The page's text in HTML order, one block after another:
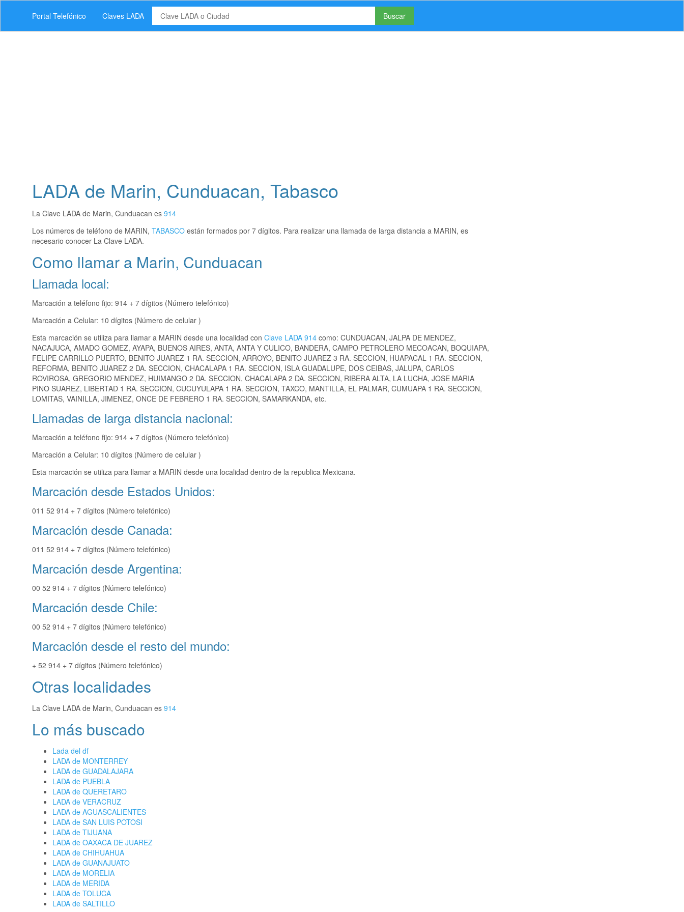
Portal Telefónico Claves LADA Buscar
LADA de Marin, Cunduacan, Tabasco
La Clave LADA de Marin, Cunduacan es 914
Los números de teléfono de MARIN, TABASCO están formados por 7 dígitos. Para realizar una llamada de larga distancia a MARIN, es
necesario conocer La Clave LADA.
Como llamar a Marin, Cunduacan
Llamada local:
Marcación a teléfono fijo: 914 + 7 dígitos (Número telefónico)
Marcación a Celular: 10 dígitos (Número de celular )
Esta marcación se utiliza para llamar a MARIN desde una localidad con Clave LADA 914 como: CUNDUACAN, JALPA DE MENDEZ,
NACAJUCA, AMADO GOMEZ, AYAPA, BUENOS AIRES, ANTA, ANTA Y CULICO, BANDERA, CAMPO PETROLERO MECOACAN, BOQUIAPA,
FELIPE CARRILLO PUERTO, BENITO JUAREZ 1 RA. SECCION, ARROYO, BENITO JUAREZ 3 RA. SECCION, HUAPACAL 1 RA. SECCION,
REFORMA, BENITO JUAREZ 2 DA. SECCION, CHACALAPA 1 RA. SECCION, ISLA GUADALUPE, DOS CEIBAS, JALUPA, CARLOS
ROVIROSA, GREGORIO MENDEZ, HUIMANGO 2 DA. SECCION, CHACALAPA 2 DA. SECCION, RIBERA ALTA, LA LUCHA, JOSE MARIA
PINO SUAREZ, LIBERTAD 1 RA. SECCION, CUCUYULAPA 1 RA. SECCION, TAXCO, MANTILLA, EL PALMAR, CUMUAPA 1 RA. SECCION,
LOMITAS, VAINILLA, JIMENEZ, ONCE DE FEBRERO 1 RA. SECCION, SAMARKANDA, etc.
Llamadas de larga distancia nacional:
Marcación a teléfono fijo: 914 + 7 dígitos (Número telefónico)
Marcación a Celular: 10 dígitos (Número de celular )
Esta marcación se utiliza para llamar a MARIN desde una localidad dentro de la republica Mexicana.
Marcación desde Estados Unidos:
011 52 914 + 7 dígitos (Número telefónico)
Marcación desde Canada:
011 52 914 + 7 dígitos (Número telefónico)
Marcación desde Argentina:
00 52 914 + 7 dígitos (Número telefónico)
Marcación desde Chile:
00 52 914 + 7 dígitos (Número telefónico)
Marcación desde el resto del mundo:
+ 52 914 + 7 dígitos (Número telefónico)
Otras localidades
La Clave LADA de Marin, Cunduacan es 914
Lo más buscado
Lada del df
LADA de MONTERREY
LADA de GUADALAJARA
LADA de PUEBLA
LADA de QUERETARO
LADA de VERACRUZ
LADA de AGUASCALIENTES
LADA de SAN LUIS POTOSI
LADA de TIJUANA
LADA de OAXACA DE JUAREZ
LADA de CHIHUAHUA
LADA de GUANAJUATO
LADA de MORELIA
LADA de MERIDA
LADA de TOLUCA
LADA de SALTILLO